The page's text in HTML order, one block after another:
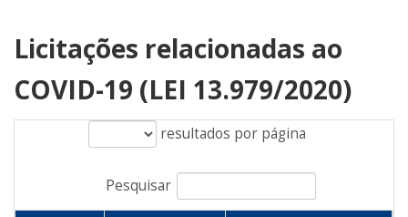
Licitações relacionadas ao
COVID-19 (LEI 13.979/2020)
resultados por página
Pesquisar